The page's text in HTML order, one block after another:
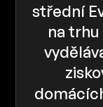
střední
na